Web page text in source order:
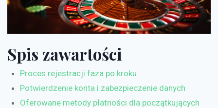
Spis zawartości
Proces rejestracji faza po kroku
Potwierdzenie konta i zabezpieczenie danych
Oferowane metody płatności dla początkujących